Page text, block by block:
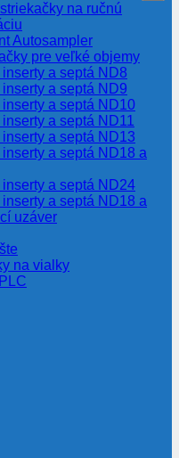
na ručnú
Autosampler
pre veľké objemy
a septá ND8
a septá ND9
a septá ND10
a septá ND11
a septá ND13
a septá ND18 a
a septá ND24
a septá ND18 a
uzáver
na vialky